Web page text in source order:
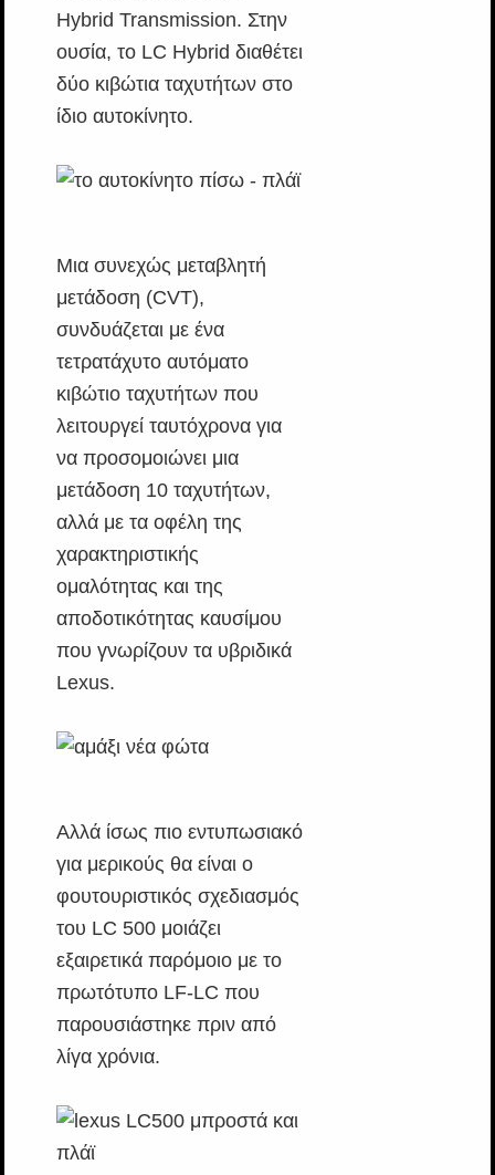
Hybrid Transmission. Στην
ουσία, το LC Hybrid διαθέτει
δύο κιβώτια ταχυτήτων στο
ίδιο αυτοκίνητο.
Μια συνεχώς μεταβλητή
μετάδοση (CVT),
συνδυάζεται με ένα
τετρατάχυτο αυτόματο
κιβώτιο ταχυτήτων που
λειτουργεί ταυτόχρονα για
να προσομοιώνει μια
μετάδοση 10 ταχυτήτων,
αλλά με τα οφέλη της
χαρακτηριστικής
ομαλότητας και της
αποδοτικότητας καυσίμου
που γνωρίζουν τα υβριδικά
Lexus.
Αλλά ίσως πιο εντυπωσιακό
για μερικούς θα είναι ο
φουτουριστικός σχεδιασμός
του LC 500 μοιάζει
εξαιρετικά παρόμοιο με το
πρωτότυπο LF-LC που
παρουσιάστηκε πριν από
λίγα χρόνια.